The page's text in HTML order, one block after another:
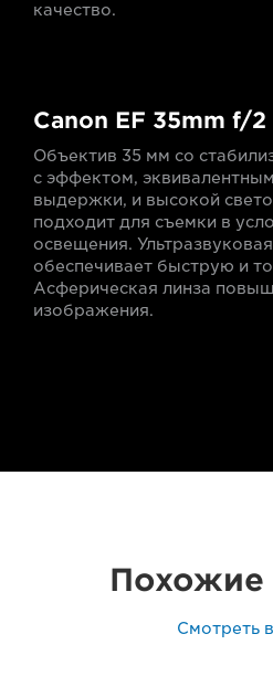
качество.
Canon EF 35mm f/2
Объектив 35 мм со
с эффектом,
выдержки, и высокой
подходит для съемки в
освещения.
обеспечивает быструю и
Асферическая линза
изображения.
Похожие
Смотреть